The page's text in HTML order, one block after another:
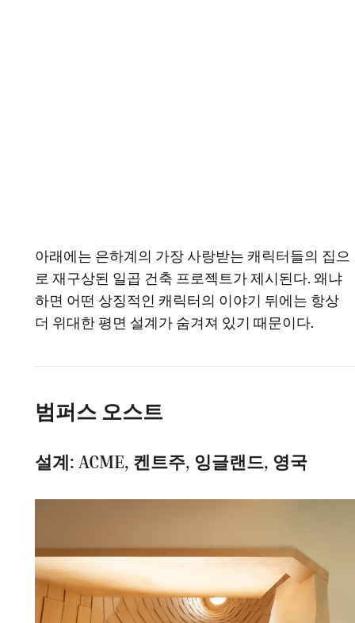
아래에는 은하계의 가장 사랑받는 캐릭터들의 집으
로 재구상된 일곱 건축 프로젝트가 제시된다. 왜냐
하면 어떤 상징적인 캐릭터의 이야기 뒤에는 항상
더 위대한 평면 설계가 숨겨져 있기 때문이다.
범퍼스 오스트
설계: ACME, 켄트주, 잉글랜드, 영국